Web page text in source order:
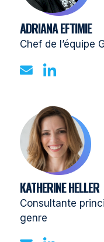
ADRIANA EFTIMIE
Chef de l’équipe
KATHERINE HELLER
Consultante
genre